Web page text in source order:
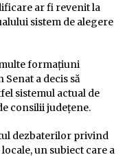
ar fi revenit la
sistem de alegere
formațiuni
a decis să
sistemul actual de
consilii județene.
dezbaterilor privind
un subiect care a